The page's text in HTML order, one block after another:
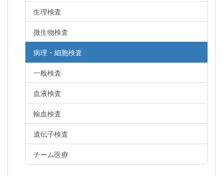
生理検査
微生物検査
病理・細胞検査
一般検査
血液検査
輸血検査
遺伝子検査
チーム医療